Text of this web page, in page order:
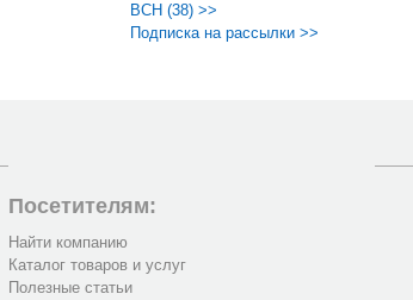
ВСН (38) >>
Подписка на рассылки >>
Посетителям:
Найти компанию
Каталог товаров и услуг
Полезные статьи